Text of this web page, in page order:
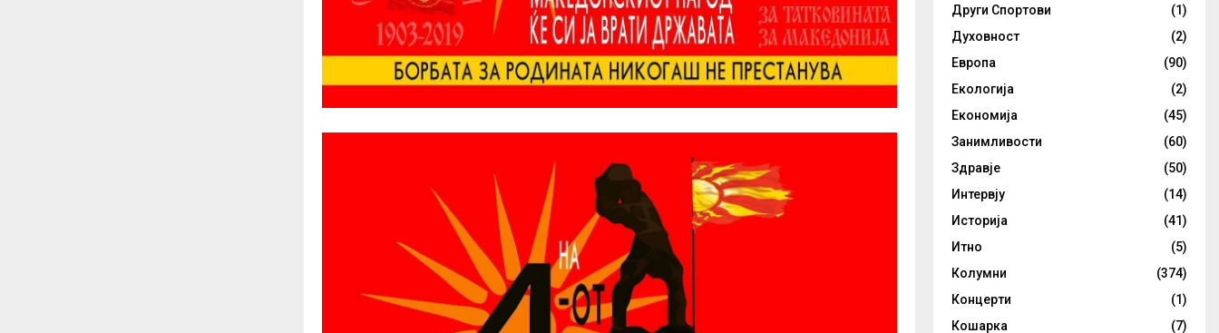
Други Спортови
(1)
Духовност
(2)
Европа
(90)
Екологија
(2)
Економија
(45)
Занимливости
(60)
Здравје
(50)
Интервју
(14)
Историја
(41)
Итно
(5)
Колумни
(374)
Концерти
(1)
Кошарка
(7)